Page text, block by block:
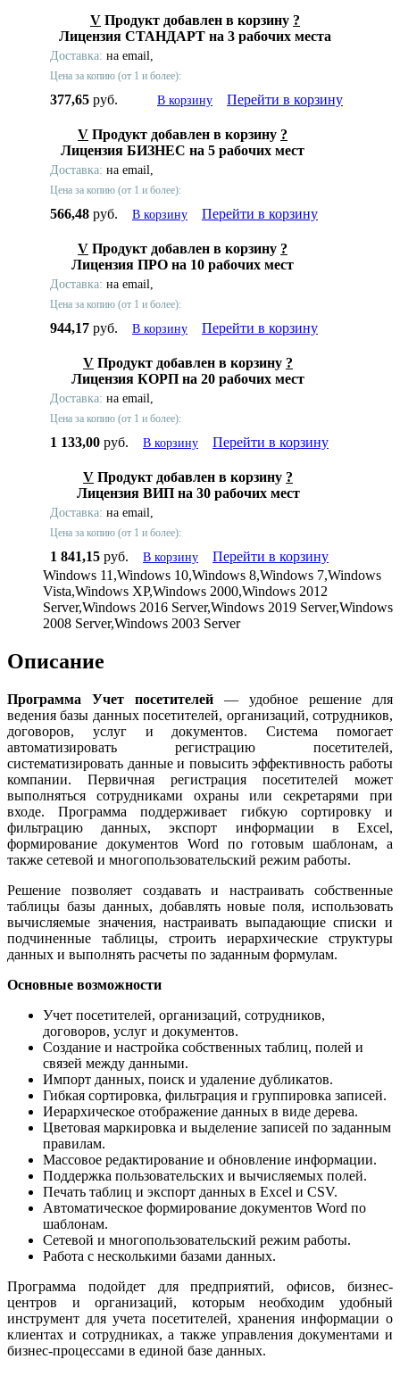
V Продукт добавлен в корзину ?
Лицензия СТАНДАРТ на 3 рабочих места
Доставка: на email,
Цена за копию (от 1 и более):
377,65 руб. В корзину Перейти в корзину
V Продукт добавлен в корзину ?
Лицензия БИЗНЕС на 5 рабочих мест
Доставка: на email,
Цена за копию (от 1 и более):
566,48 руб. В корзину Перейти в корзину
V Продукт добавлен в корзину ?
Лицензия ПРО на 10 рабочих мест
Доставка: на email,
Цена за копию (от 1 и более):
944,17 руб. В корзину Перейти в корзину
V Продукт добавлен в корзину ?
Лицензия КОРП на 20 рабочих мест
Доставка: на email,
Цена за копию (от 1 и более):
1 133,00 руб. В корзину Перейти в корзину
V Продукт добавлен в корзину ?
Лицензия ВИП на 30 рабочих мест
Доставка: на email,
Цена за копию (от 1 и более):
1 841,15 руб. В корзину
Перейти в корзину
Windows 11,Windows 10,Windows 8,Windows 7,Windows
Vista,Windows XP,Windows 2000,Windows 2012
Server,Windows 2016 Server,Windows 2019 Server,Windows
2008 Server,Windows 2003 Server
Описание
Программа Учет посетителей — удобное решение для
ведения базы данных посетителей, организаций, сотрудников,
договоров, услуг и документов. Система помогает
автоматизировать регистрацию посетителей,
систематизировать данные и повысить эффективность работы
компании. Первичная регистрация посетителей может
выполняться сотрудниками охраны или секретарями при
входе. Программа поддерживает гибкую сортировку и
фильтрацию данных, экспорт информации в Excel,
формирование документов Word по готовым шаблонам, а
также сетевой и многопользовательский режим работы.
Решение позволяет создавать и настраивать собственные
таблицы базы данных, добавлять новые поля, использовать
вычисляемые значения, настраивать выпадающие списки и
подчиненные таблицы, строить иерархические структуры
данных и выполнять расчеты по заданным формулам.
Основные возможности
Учет посетителей, организаций, сотрудников,
договоров, услуг и документов.
Создание и настройка собственных таблиц, полей и
связей между данными.
Импорт данных, поиск и удаление дубликатов.
Гибкая сортировка, фильтрация и группировка записей.
Иерархическое отображение данных в виде дерева.
Цветовая маркировка и выделение записей по заданным
правилам.
Массовое редактирование и обновление информации.
Поддержка пользовательских и вычисляемых полей.
Печать таблиц и экспорт данных в Excel и CSV.
Автоматическое формирование документов Word по
шаблонам.
Сетевой и многопользовательский режим работы.
Работа с несколькими базами данных.
Программа подойдет для предприятий, офисов, бизнес-
центров и организаций, которым необходим удобный
инструмент для учета посетителей, хранения информации о
клиентах и сотрудниках, а также управления документами и
бизнес-процессами в единой базе данных.